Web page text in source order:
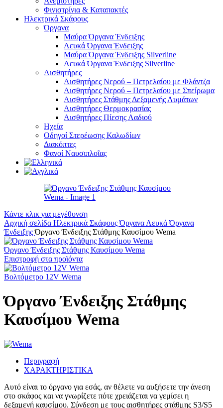
Φινιστρίνια & Καταπακτές
Ηλεκτρικά Σκάφους
Όργανα
Μαύρα Όργανα Ένδειξης
Λευκά Όργανα Ένδειξης
Μαύρα Όργανα Ένδειξης Silverline
Λευκά Όργανα Ένδειξης Silverline
Αισθητήρες
Αισθητήρες Νερού – Πετρελαίου με Φλάντζα
Αισθητήρες Νερού – Πετρελαίου με Σπείρωμα
Αισθητήρες Στάθμης Δεξαμενής Λυμάτων
Αισθητήρες Θερμοκρασίας
Αισθητήρες Πίεσης Λαδιού
Ηχεία
Οδηγοί Στερέωσης Καλωδίων
Διακόπτες
Φανοί Ναυσιπλοΐας
Κάντε κλικ για μεγέθυνση
Αρχική σελίδα Ηλεκτρικά ΣκάφουςΌργανα Λευκά Όργανα
ΈνδειξηςΌργανο Ένδειξης Στάθμης Καυσίμου Wema
Όργανο Ένδειξης Στάθμης Καυσίμου Wema
Επιστροφή στα προϊόντα
Βολτόμετρο 12V Wema
Όργανο Ένδειξης Στάθμης
Καυσίμου Wema
Περιγραφή
ΧΑΡΑΚΤΗΡΙΣΤΙΚΑ
Αυτό είναι το όργανο για εσάς, αν θέλετε να αυξήσετε την άνεση
στο σκάφος και να γνωρίζετε πότε χρειάζεται να γεμίσει η
δεξαμενή καυσίμου. Σύνδεση με τους αισθητήρες στάθμης S3/S5